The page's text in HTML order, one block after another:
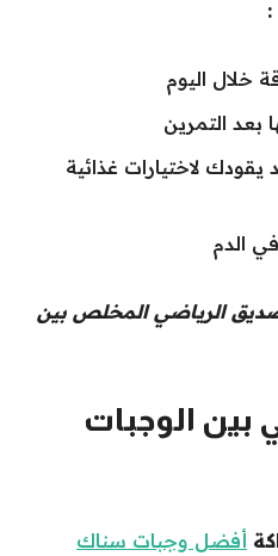
:
خلال اليوم
بعد التمرين
لاختيارات غذائية
الدم
الرياضي المخلص بين
الوجبات
أفضل وجبات سناك